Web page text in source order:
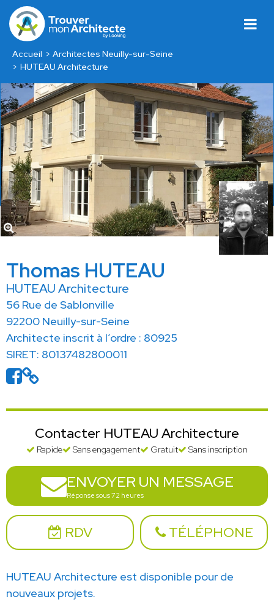
Accueil
Architectes Neuilly-sur-Seine
HUTEAU Architecture
Thomas HUTEAU
HUTEAU Architecture
56 Rue de Sablonville
92200 Neuilly-sur-Seine
Architecte inscrit à l’ordre : 80925
SIRET: 80137482800011
Contacter HUTEAU Architecture
Rapide Sans engagement Gratuit Sans inscription
ENVOYER UN MESSAGE
Réponse sous 72 heures
RDV TÉLÉPHONE
HUTEAU Architecture est disponible pour de
nouveaux projets.